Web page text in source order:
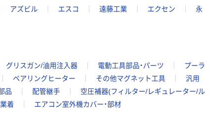
アズビル エスコ 遠藤工業 エクセン
永
グリスガン/油用注入器 電動工具部品・パーツ
プーラ
ベアリングヒーター その他マグネット工具
汎用
品 配管継手
空圧補器(フィルター/レギュレーター/ル
着 エアコン室外機カバー・部材